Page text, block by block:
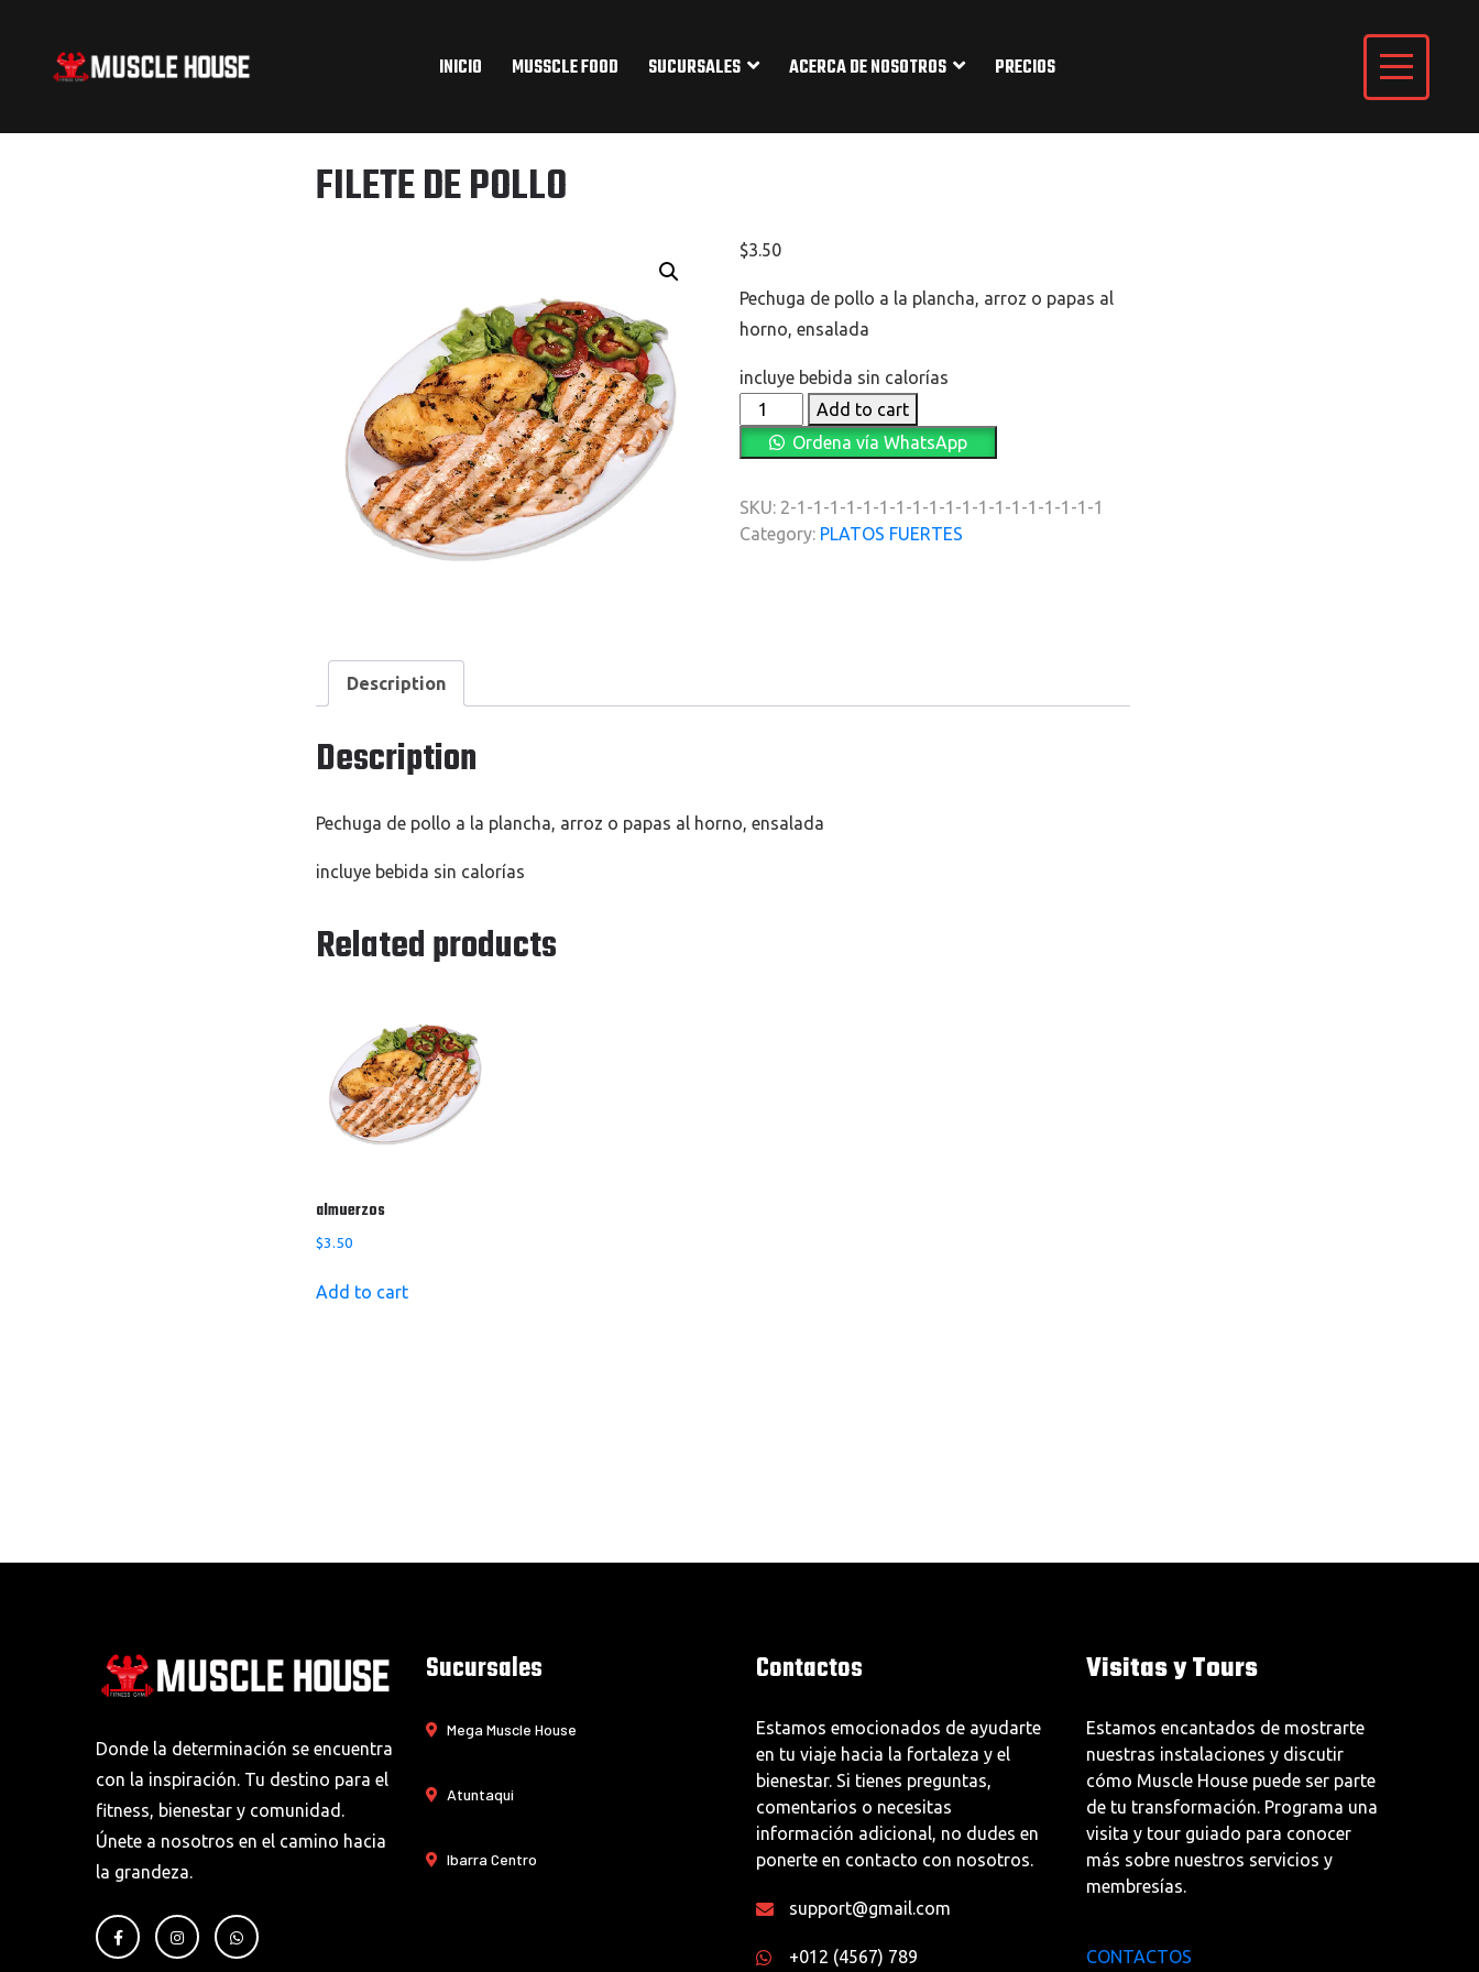
INICIO MUSSCLE FOOD SUCURSALES ACERCA DE NOSOTROS PRECIOS
FILETE DE POLLO
$3.50
Pechuga de pollo a la plancha, arroz o papas al
horno, ensalada
incluye bebida sin calorías
FILETE
DE
POLLO
Add to cart
Ordena vía WhatsApp
SKU: 2-1-1-1-1-1-1-1-1-1-1-1-1-1-1-1-1-1-1-1
Category: PLATOS FUERTES
Description
Description
Pechuga de pollo a la plancha, arroz o papas al horno, ensalada
incluye bebida sin calorías
Related products
almuerzos
$3.50
Add to cart
Donde la determinación se encuentra
con la inspiración. Tu destino para el
fitness, bienestar y comunidad.
Únete a nosotros en el camino hacia
la grandeza.
Sucursales
Mega Muscle House
Atuntaqui
Ibarra Centro
Contactos
Estamos emocionados de ayudarte
en tu viaje hacia la fortaleza y el
bienestar. Si tienes preguntas,
comentarios o necesitas
información adicional, no dudes en
ponerte en contacto con nosotros.
support@gmail.com
+012 (4567) 789
Visitas y Tours
Estamos encantados de mostrarte
nuestras instalaciones y discutir
cómo Muscle House puede ser parte
de tu transformación. Programa una
visita y tour guiado para conocer
más sobre nuestros servicios y
membresías.
CONTACTOS